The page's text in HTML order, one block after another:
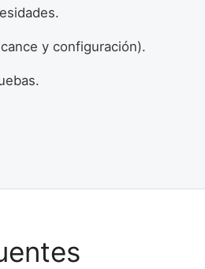
y configuración).